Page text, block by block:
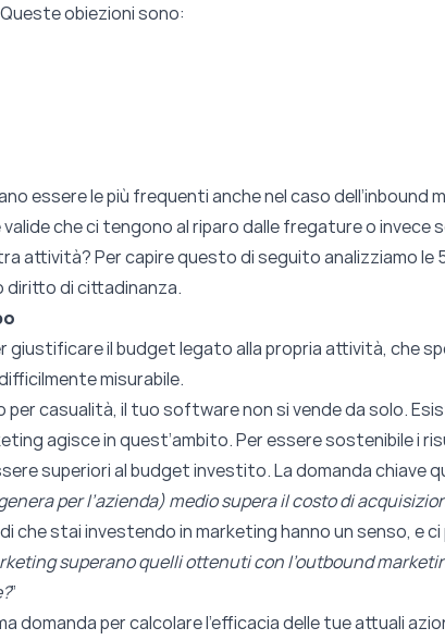
obiezioni sono:
essere le più frequenti anche nel caso dell’inbound
che ci tengono al riparo dalle fregature o invece
attività? Per capire questo di seguito analizziamo le
diritto di cittadinanza.
giustificare il budget legato alla propria attività, che
misurabile.
per casualità, il tuo software non si vende da solo.
agisce in quest’ambito. Per essere sostenibile i
superiori al budget investito. La domanda chiave
per l’azienda) medio supera il costo di
che stai investendo in marketing hanno un senso, e
superano quelli ottenuti con l’outbound
”
domanda per calcolare l’efficacia delle tue attuali